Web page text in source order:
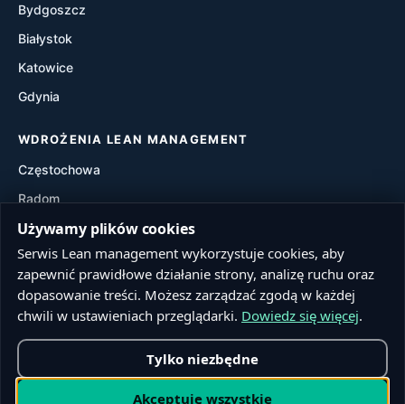
Waste Walk
Visual Management
Bydgoszcz
Białystok
Katowice
Gdynia
WDROŻENIA LEAN MANAGEMENT
Częstochowa
Radom
Rzeszów
Toruń
Sosnowiec
Kielce
Używamy plików cookies
Serwis Lean management wykorzystuje cookies, aby
zapewnić prawidłowe działanie strony, analizę ruchu oraz
dopasowanie treści. Możesz zarządzać zgodą w każdej
chwili w ustawieniach przeglądarki. Dowiedz się więcej.
Tylko niezbędne
Akceptuję wszystkie